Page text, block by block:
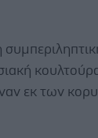
εκ των